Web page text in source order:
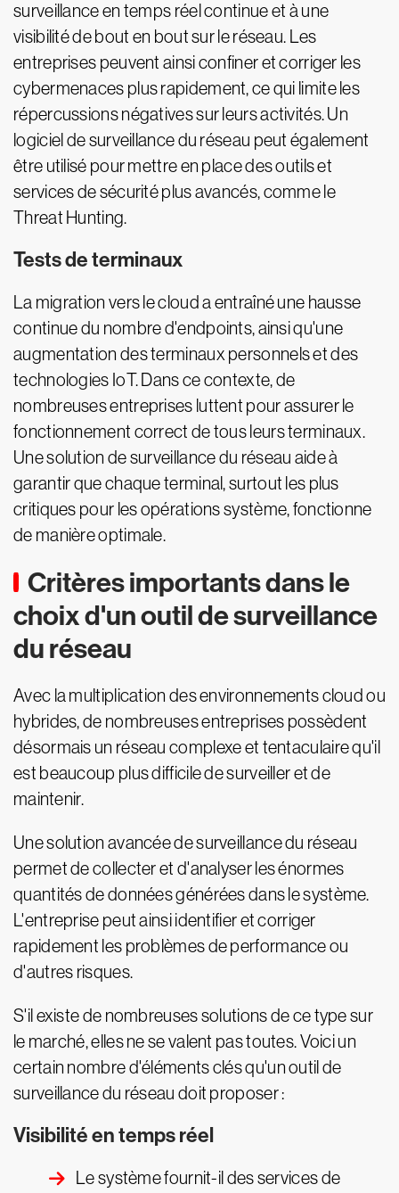
surveillance en temps réel continue et à une
visibilité de bout en bout sur le réseau. Les
entreprises peuvent ainsi confiner et corriger les
cybermenaces plus rapidement, ce qui limite les
répercussions négatives sur leurs activités. Un
logiciel de surveillance du réseau peut également
être utilisé pour mettre en place des outils et
services de sécurité plus avancés, comme le
Threat Hunting.
Tests de terminaux
La migration vers le cloud a entraîné une hausse
continue du nombre d'endpoints, ainsi qu'une
augmentation des terminaux personnels et des
technologies IoT. Dans ce contexte, de
nombreuses entreprises luttent pour assurer le
fonctionnement correct de tous leurs terminaux.
Une solution de surveillance du réseau aide à
garantir que chaque terminal, surtout les plus
critiques pour les opérations système, fonctionne
de manière optimale.
Critères importants dans le
choix d'un outil de surveillance
du réseau
Avec la multiplication des environnements cloud ou
hybrides, de nombreuses entreprises possèdent
désormais un réseau complexe et tentaculaire qu'il
est beaucoup plus difficile de surveiller et de
maintenir.
Une solution avancée de surveillance du réseau
permet de collecter et d'analyser les énormes
quantités de données générées dans le système.
L'entreprise peut ainsi identifier et corriger
rapidement les problèmes de performance ou
d'autres risques.
S'il existe de nombreuses solutions de ce type sur
le marché, elles ne se valent pas toutes. Voici un
certain nombre d'éléments clés qu'un outil de
surveillance du réseau doit proposer :
Visibilité en temps réel
Le système fournit-il des services de